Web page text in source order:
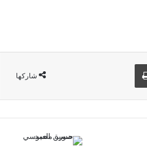
شاركها